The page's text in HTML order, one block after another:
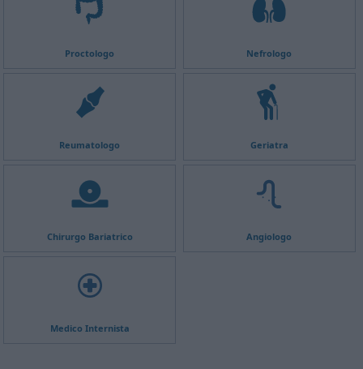
Proctologo Nefrologo
Reumatologo Geriatra
Chirurgo Bariatrico Angiologo
Medico Internista